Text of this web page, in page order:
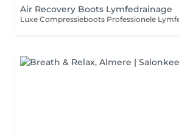
Air Recovery Boots Lymfedrainage